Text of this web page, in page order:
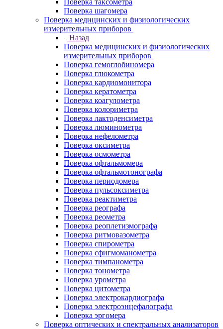
Поверка таксометра
Поверка шагомера
Поверка медицинских и физиологических
измерительных приборов
Назад
Поверка медицинских и физиологических
измерительных приборов
Поверка гемоглобиномера
Поверка глюкометра
Поверка кардиомонитора
Поверка кератометра
Поверка коагулометра
Поверка колориметра
Поверка лактоденсиметра
Поверка люминометра
Поверка нефелометра
Поверка оксиметра
Поверка осмометра
Поверка офтальмомера
Поверка офтальмотонографа
Поверка периодомера
Поверка пульсоксиметра
Поверка реактиметра
Поверка реографа
Поверка реометра
Поверка реоплетизмографа
Поверка ритмовазометра
Поверка спирометра
Поверка сфигмоманометра
Поверка тимпанометра
Поверка тонометра
Поверка урометра
Поверка цитометра
Поверка электрокардиографа
Поверка электроэнцефалографа
Поверка эргомера
Поверка оптических и спектральных анализаторов